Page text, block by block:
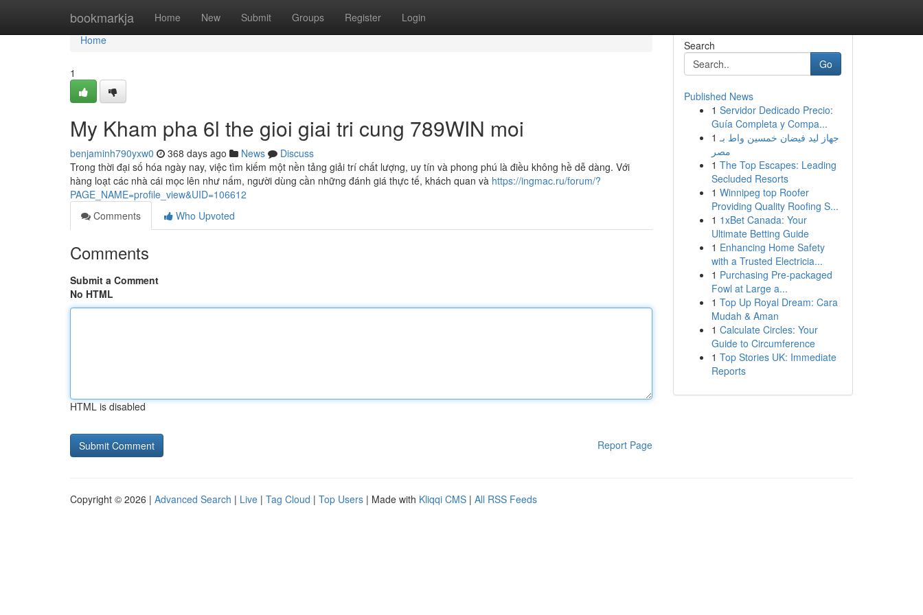
bookmarkja Home New Submit Groups Register Login
Home
Home
1
My Kham pha 6l the gioi giai tri cung 789WIN moi
benjaminh790yxw0 368 days ago News
Discuss
Trong thời đại số hóa ngày nay, việc tìm kiếm một nền tảng giải trí chất lượng, uy tín và phong phú là điều không hề dễ dàng. Với
hàng loạt các nhà cái mọc lên như nấm, người dùng cần những đánh giá thực tế, khách quan và https://ingmac.ru/forum/?
PAGE_NAME=profile_view&UID=106612
Comments
Who Upvoted
Comments
Submit a Comment
No HTML
HTML is disabled
Report Page
Search
Go
Published News
1 Servidor Dedicado Precio:
Guía Completa y Compa...
1 جهاز ليد فيضان خمسين واط بـ
مصر
1 The Top Escapes: Leading
Secluded Resorts
1 Winnipeg top Roofer
Providing Quality Roofing S...
1 1xBet Canada: Your
Ultimate Betting Guide
1 Enhancing Home Safety
with a Trusted Electricia...
1 Purchasing Pre-packaged
Fowl at Large a...
1 Top Up Royal Dream: Cara
Mudah & Aman
1 Calculate Circles: Your
Guide to Circumference
1 Top Stories UK: Immediate
Reports
Copyright © 2026 | Advanced Search | Live | Tag Cloud | Top Users | Made with Kliqqi CMS | All RSS Feeds